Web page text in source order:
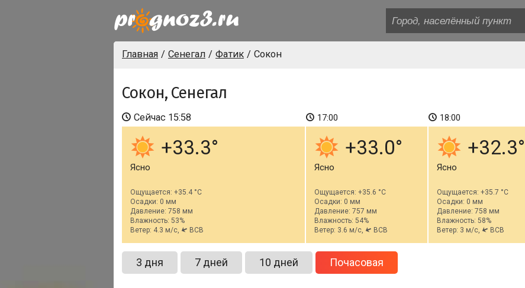
Главная Сенегал Фатик Сокон
Сокон, Сенегал
Сейчас 15:58
+33.3
Ясно
Ощущается: +35.4 °C
Осадки: 0 мм
Давление: 758 мм
Влажность: 53%
Ветер: 4.3 м/с,
ВСВ
17:00
+33.0
Ясно
Ощущается: +35.6 °C
Осадки: 0 мм
Давление: 757 мм
Влажность: 54%
Ветер: 3.6 м/с,
ВСВ
18:00
+32.3
Ясно
Ощущается: +35.7 °C
Осадки: 0 мм
Давление: 758 мм
Влажность: 58%
Ветер: 3 м/с,
ВСВ
3 дня 7 дней 10 дней Почасовая